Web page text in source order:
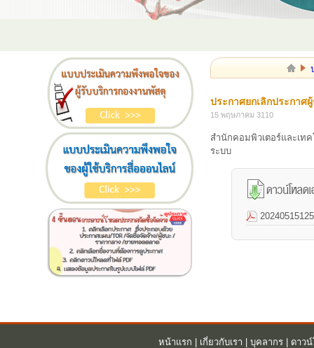
ประกาศยกเลิกประกาศ
15 พฤษภาคม 3110
สำนักคอมพิวเตอร์และเท
ระบบ
หน้าแรก เกี่ยวกับเรา บุคลากร| ดาว